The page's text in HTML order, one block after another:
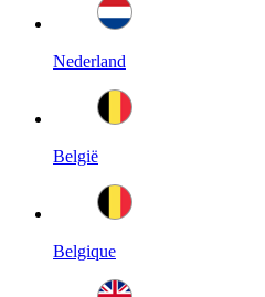
Nederland
België
Belgique